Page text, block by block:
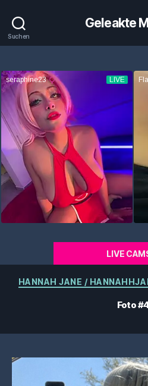
Suchen
Geleakte
LIVE
HANNAH JANE /
Foto